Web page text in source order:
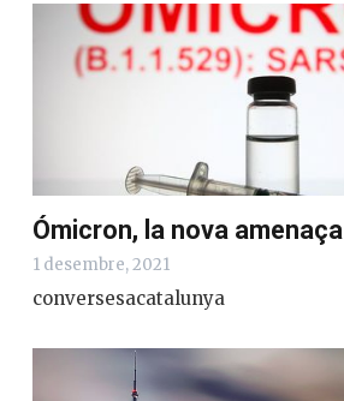
Ómicron, la nova amenaça
1 desembre, 2021
conversesacatalunya